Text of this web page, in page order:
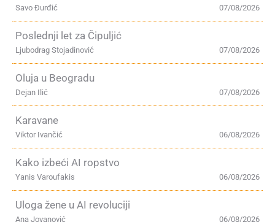
07/08/2026
Savo Đurđić
Poslednji let za Čipuljić
07/08/2026
Ljubodrag Stojadinović
Oluja u Beogradu
07/08/2026
Dejan Ilić
Karavane
06/08/2026
Viktor Ivančić
Kako izbeći AI ropstvo
06/08/2026
Yanis Varoufakis
Uloga žene u AI revoluciji
06/08/2026
Ana Jovanović